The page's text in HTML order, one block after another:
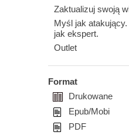
Zaktualizuj swoją
Myśl jak
jak ekspert.
Outlet
Format
Drukowane
Epub/Mobi
PDF